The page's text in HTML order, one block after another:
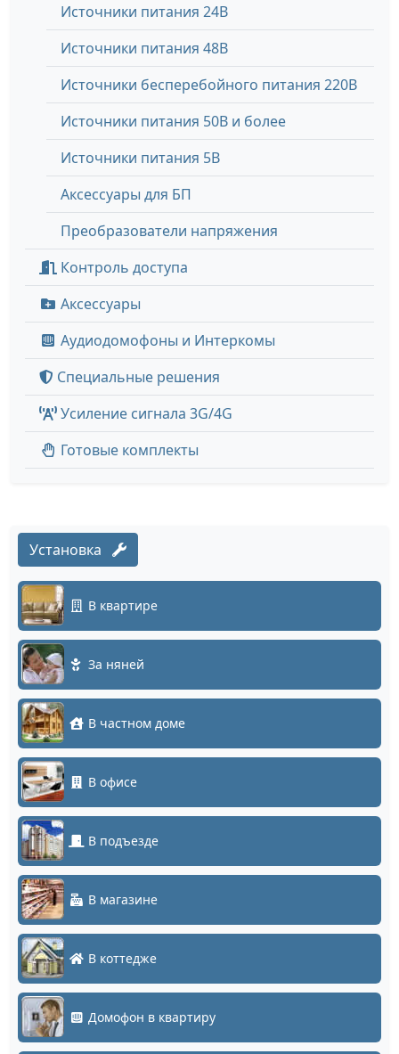
Источники питания 24В
Источники питания 48В
Источники бесперебойного питания 220В
Источники питания 50В и более
Источники питания 5В
Аксессуары для БП
Преобразователи напряжения
Контроль доступа
Аксессуары
Аудиодомофоны и Интеркомы
Специальные решения
Усиление сигнала 3G/4G
Готовые комплекты
Установка
В квартире
За няней
В частном доме
В офисе
В подъезде
В магазине
В коттедже
Домофон в квартиру